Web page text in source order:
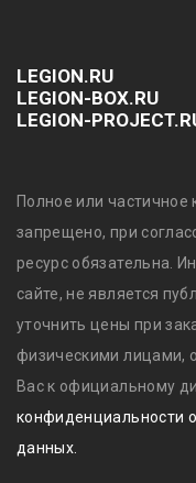
LEGION.RU
LEGION-BOX.RU
LEGION-
Полное или частичное
запрещено, при
ресурс обязательна.
сайте, не является
уточнить цены при
физическими лицами,
Вас к официальному
конфиденциальности
данных.